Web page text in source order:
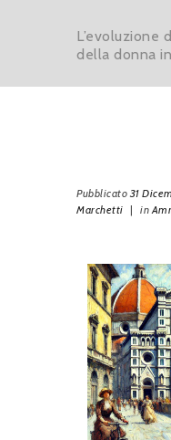
L’evoluzione
della donna
Pubblicato31
Marchetti | in